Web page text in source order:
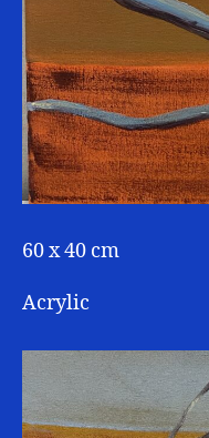
60 x 40 cm
Acrylic